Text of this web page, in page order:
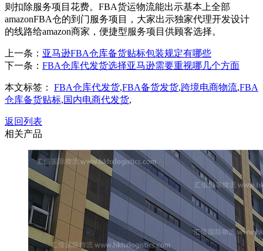
则扣除服务项目花费。FBA货运物流能出示基本上全部
amazonFBA仓的到门服务项目，大家出示独家代理开发设计
的线路给amazon商家，便捷型服务项目供顾客选择。
上一条： 亚马逊FBA仓库备货贴标包装规定有哪些
下一条： FBA仓库代发货选择亚马逊需要重视哪几个方面
本文标签： FBA仓库代发货,FBA备货发货,跨境电商物流,FBA
仓库备货贴标,国内电商代发货,
返回列表
相关产品